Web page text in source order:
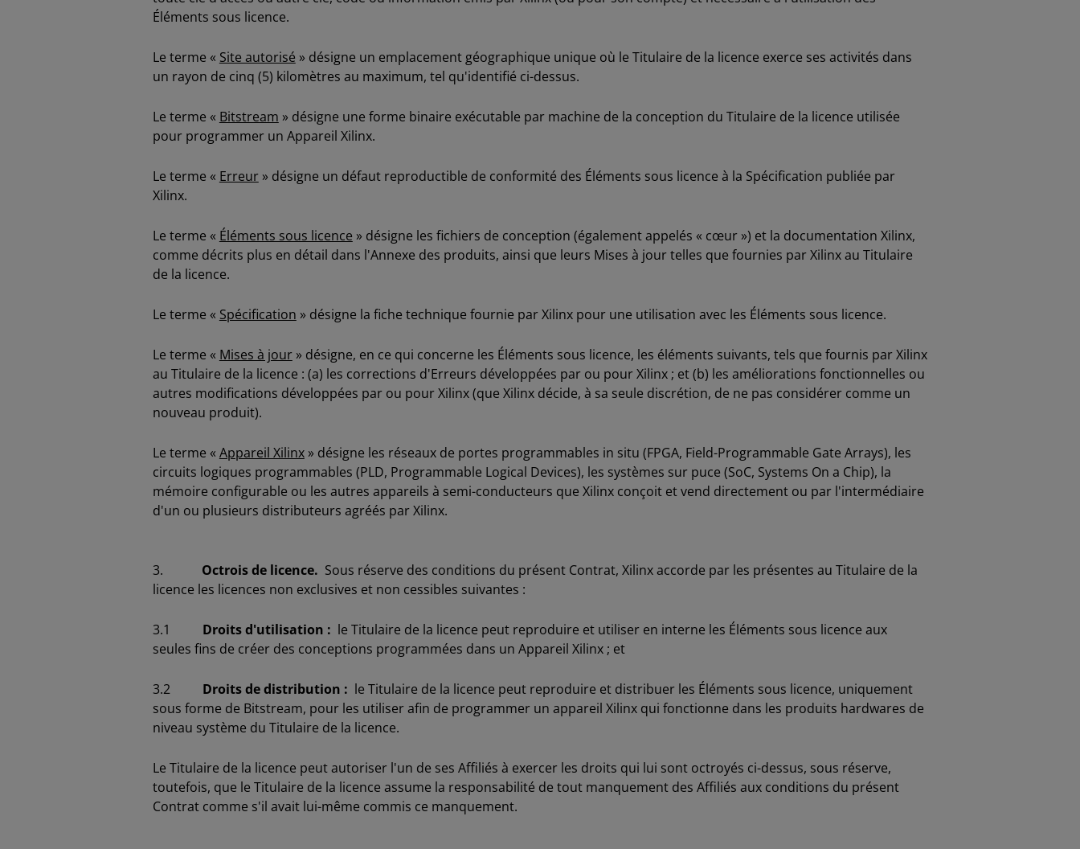
Éléments sous licence.
Le terme « Site autorisé » désigne un emplacement géographique unique où le Titulaire de la licence exerce ses activités dans
un rayon de cinq (5) kilomètres au maximum, tel qu'identifié ci-dessus.
Le terme « Bitstream » désigne une forme binaire exécutable par machine de la conception du Titulaire de la licence utilisée
pour programmer un Appareil Xilinx.
Le terme « Erreur» désigne un défaut reproductible de conformité des Éléments sous licence à la Spécification publiée par
Xilinx.
Le terme « Éléments sous licence » désigne les fichiers de conception (également appelés « cœur ») et la documentation Xilinx,
comme décrits plus en détail dans l'Annexe des produits, ainsi que leurs Mises à jour telles que fournies par Xilinx au Titulaire
de la licence.
Le terme « Spécification » désigne la fiche technique fournie par Xilinx pour une utilisation avec les Éléments sous licence.
Le terme « Mises à jour» désigne, en ce qui concerne les Éléments sous licence, les éléments suivants, tels que fournis par Xilinx
au Titulaire de la licence : (a) les corrections d'Erreurs développées par ou pour Xilinx ; et (b) les améliorations fonctionnelles ou
autres modifications développées par ou pour Xilinx (que Xilinx décide, à sa seule discrétion, de ne pas considérer comme un
nouveau produit).
Le terme « Appareil Xilinx» désigne les réseaux de portes programmables in situ (FPGA, Field-Programmable Gate Arrays), les
circuits logiques programmables (PLD, Programmable Logical Devices), les systèmes sur puce (SoC, Systems On a Chip), la
mémoire configurable ou les autres appareils à semi-conducteurs que Xilinx conçoit et vend directement ou par l'intermédiaire
d'un ou plusieurs distributeurs agréés par Xilinx.
3. Octrois de licence. Sous réserve des conditions du présent Contrat, Xilinx accorde par les présentes au Titulaire de la
licence les licences non exclusives et non cessibles suivantes :
3.1 Droits d'utilisation : le Titulaire de la licence peut reproduire et utiliser en interne les Éléments sous licence aux
seules fins de créer des conceptions programmées dans un Appareil Xilinx ; et
3.2 Droits de distribution : le Titulaire de la licence peut reproduire et distribuer les Éléments sous licence, uniquement
sous forme de Bitstream, pour les utiliser afin de programmer un appareil Xilinx qui fonctionne dans les produits hardwares de
niveau système du Titulaire de la licence.
Le Titulaire de la licence peut autoriser l'un de ses Affiliés à exercer les droits qui lui sont octroyés ci-dessus, sous réserve,
toutefois, que le Titulaire de la licence assume la responsabilité de tout manquement des Affiliés aux conditions du présent
Contrat comme s'il avait lui-même commis ce manquement.